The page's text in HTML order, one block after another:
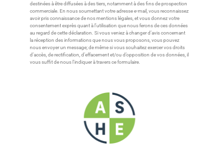
destinées à être diffusées à des tiers, notamment à des fins de prospection
commerciale. En nous soumettant votre adresse e-mail, vous reconnaissez
avoir pris connaissance de nos mentions légales, et vous donnez votre
consentement exprès quant à l’utilisation que nous ferons de ces données
au regard de cette déclaration. Si vous veniez à changer d’avis concernant
la réception des informations que nous vous proposons, vous pouvez
nous envoyer un message; de même si vous souhaitez exercer vos droits
d’accès, de rectification, d’effacement et/ou d’opposition de vos données, il
vous suffit de nous l’indiquer à travers ce formulaire.